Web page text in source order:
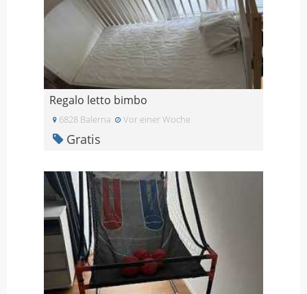
Regalo letto bimbo
6828 Balerna Vor einer Woche
Gratis